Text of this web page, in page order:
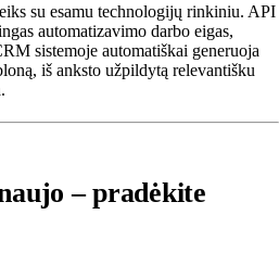
su esamu technologijų rinkiniu. API
automatizavimo darbo eigas,
sistemoje automatiškai generuoja
iš anksto užpildytą relevantišku
– pradėkite